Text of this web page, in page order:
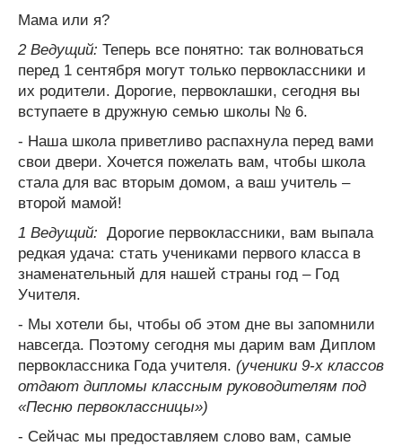
Мама или я?
2 Ведущий: Теперь все понятно: так волноваться
перед 1 сентября могут только первоклассники и
их родители. Дорогие, первоклашки, сегодня вы
вступаете в дружную семью школы № 6.
- Наша школа приветливо распахнула перед вами
свои двери. Хочется пожелать вам, чтобы школа
стала для вас вторым домом, а ваш учитель –
второй мамой!
1 Ведущий: Дорогие первоклассники, вам выпала
редкая удача: стать учениками первого класса в
знаменательный для нашей страны год – Год
Учителя.
- Мы хотели бы, чтобы об этом дне вы запомнили
навсегда. Поэтому сегодня мы дарим вам Диплом
первоклассника Года учителя. (ученики 9-х классов
отдают дипломы классным руководителям под
«Песню первоклассницы»)
- Сейчас мы предоставляем слово вам, самые